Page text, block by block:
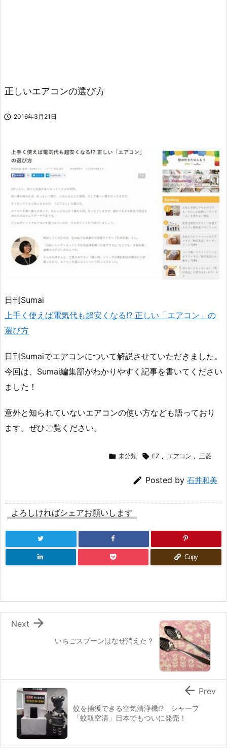
正しいエアコンの選び方
 2016年3月21日
日刊Sumai
上手く使えば電気代も超安くなる!? 正しい「エアコン」の
選び方
日刊Sumaiでエアコンについて解説させていただきました。
今回は、Sumai編集部がわかりやすく記事を書いてください
ました！
意外と知られていないエアコンの使い方なども語っており
ます。ぜひご覧ください。
 未分類  FZ , エアコン , 三菱
 Posted by 石井和美
よろしければシェアお願いします
Copy
いちごスプーンはなぜ消えた？

Next
蚊を捕獲できる空気清浄機!? シャープ
「蚊取空清」日本でもついに発売！
 Prev